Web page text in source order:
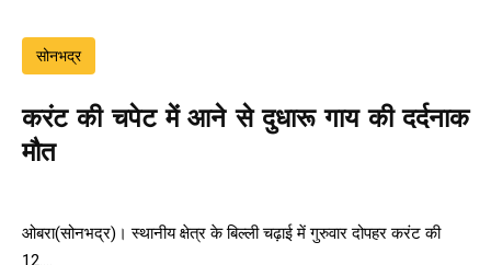
सोनभद्र
करंट की चपेट में आने से दुधारू गाय की दर्दनाक
मौत
ओबरा(सोनभद्र)। स्थानीय क्षेत्र के बिल्ली चढ़ाई में गुरुवार दोपहर करंट की
12....